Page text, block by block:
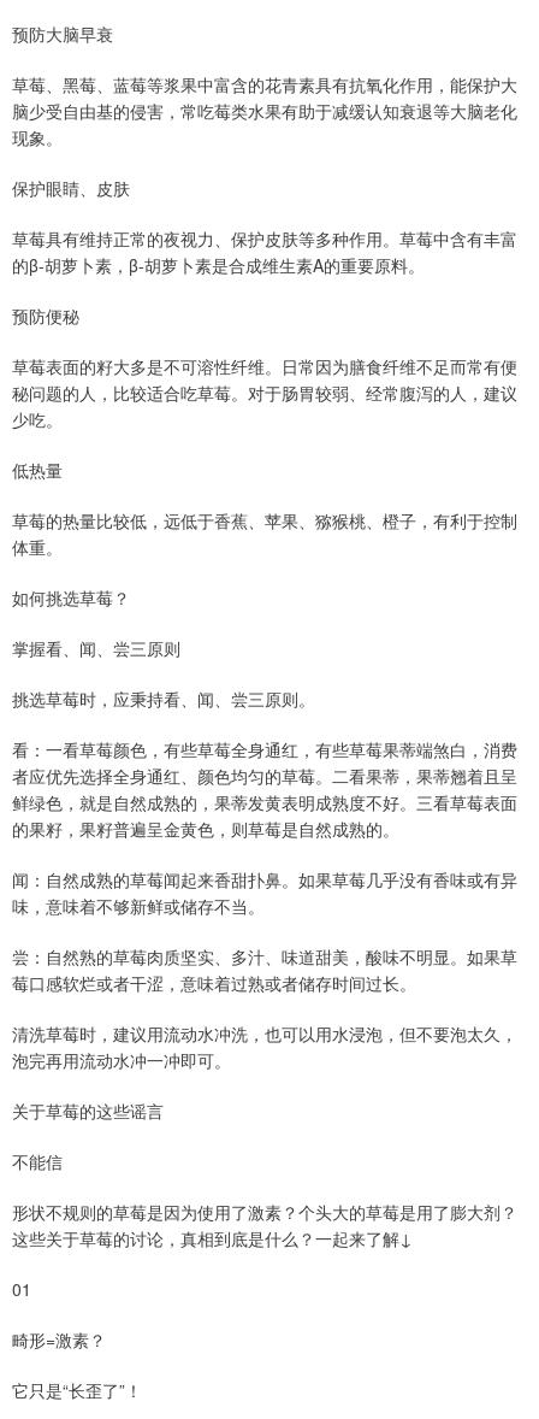
预防大脑早衰
草莓、黑莓、蓝莓等浆果中富含的花青素具有抗氧化作用，能保护大
脑少受自由基的侵害，常吃莓类水果有助于减缓认知衰退等大脑老化
现象。
保护眼睛、皮肤
草莓具有维持正常的夜视力、保护皮肤等多种作用。草莓中含有丰富
的β-胡萝卜素，β-胡萝卜素是合成维生素A的重要原料。
预防便秘
草莓表面的籽大多是不可溶性纤维。日常因为膳食纤维不足而常有便
秘问题的人，比较适合吃草莓。对于肠胃较弱、经常腹泻的人，建议
少吃。
低热量
草莓的热量比较低，远低于香蕉、苹果、猕猴桃、橙子，有利于控制
体重。
如何挑选草莓？
掌握看、闻、尝三原则
挑选草莓时，应秉持看、闻、尝三原则。
看：一看草莓颜色，有些草莓全身通红，有些草莓果蒂端煞白，消费
者应优先选择全身通红、颜色均匀的草莓。二看果蒂，果蒂翘着且呈
鲜绿色，就是自然成熟的，果蒂发黄表明成熟度不好。三看草莓表面
的果籽，果籽普遍呈金黄色，则草莓是自然成熟的。
闻：自然成熟的草莓闻起来香甜扑鼻。如果草莓几乎没有香味或有异
味，意味着不够新鲜或储存不当。
尝：自然熟的草莓肉质坚实、多汁、味道甜美，酸味不明显。如果草
莓口感软烂或者干涩，意味着过熟或者储存时间过长。
清洗草莓时，建议用流动水冲洗，也可以用水浸泡，但不要泡太久，
泡完再用流动水冲一冲即可。
关于草莓的这些谣言
不能信
形状不规则的草莓是因为使用了激素？个头大的草莓是用了膨大剂？
这些关于草莓的讨论，真相到底是什么？一起来了解↓
01
畸形=激素？
它只是“长歪了”！